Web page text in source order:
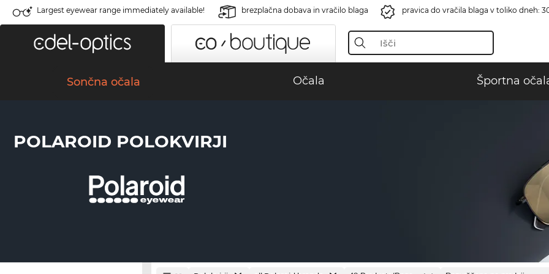
Largest eyewear range immediately available! brezplačna dobava in vračilo blaga pravica do vračila blaga v toliko dneh:
Sončna očala Očala Športna
POLAROID POLOKVIRJI